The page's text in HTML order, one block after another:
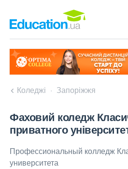
Коледжі Запоріжжя
Фаховий коледж
приватного
Профессиональный колледж
университета